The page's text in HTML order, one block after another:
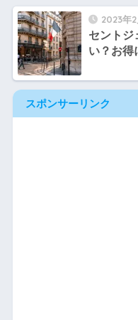
2023年2
セントジ
い？お得
スポンサーリンク